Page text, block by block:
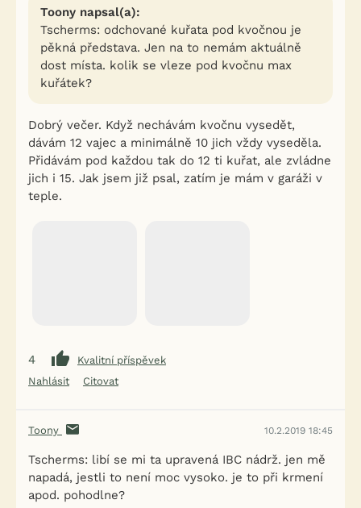
Toony napsal(a):
Tscherms: odchované kuřata pod kvočnou je
pěkná představa. Jen na to nemám aktuálně
dost místa. kolik se vleze pod kvočnu max
kuřátek?
Dobrý večer. Když nechávám kvočnu vysedět,
dávám 12 vajec a minimálně 10 jich vždy vyseděla.
Přidávám pod každou tak do 12 ti kuřat, ale zvládne
jich i 15. Jak jsem již psal, zatím je mám v garáži v
teple.
4
Kvalitní příspěvek
Nahlásit
Citovat
Toony 10.2.2019 18:45
Tscherms: libí se mi ta upravená IBC nádrž. jen mě
napadá, jestli to není moc vysoko. je to při krmení
apod. pohodlne?